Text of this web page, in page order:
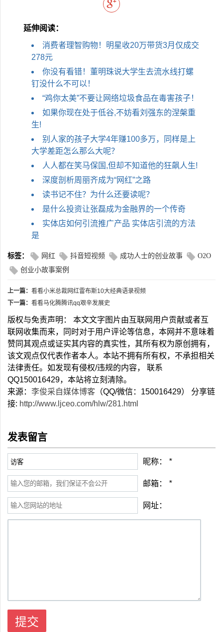
延伸阅读：
消费者理智购物！明星收20万带货3月仅成交
278元
你没有看错！董明珠说大学生去流水线打螺
钉没什么不可以！
“鸡你太美”不要让网络垃圾食品在毒害孩子！
如果你现在处于低谷,不妨看刘强东的涅槃重
生!
别人家的孩子大学4年赚100多万，同样是上
大学差距怎么那么大呢？
人人都在笑马保国,但却不知道他的狂飙人生!
深度剖析周丽齐成为“网红”之路
读书记不住？为什么还要读呢？
是什么投资让张磊成为金融界的一个传奇
实体店如何引流推广产品 实体店引流的方法
是
标签： 网红 抖音短视频 成功人士的创业故事
O2O
创业小故事案例
上一篇： 看看小米总裁网红雷布斯10大经典语录视频
下一篇： 看看马化腾腾讯qq艰辛发展史
版权与免责声明： 本文文字图片由互联网用户贡献或者互
联网收集而来，同时对于用户评论等信息，本网并不意味着
赞同其观点或证实其内容的真实性，其所有权为原创拥有，
该文观点仅代表作者本人。本站不拥有所有权，不承担相关
法律责任。如发现有侵权/违规的内容， 联系
QQ150016429，本站将立刻清除。
来源： 李俊采自媒体博客 （QQ/微信：150016429） 分享链
接: http://www.ljceo.com/hlw/281.html
发表留言
昵称： *
邮箱： *
网址：